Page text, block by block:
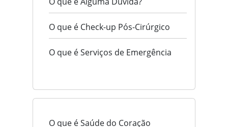
O que é Check-up Pós-Cirúrgico
O que é Serviços de Emergência
O que é Saúde do Coração